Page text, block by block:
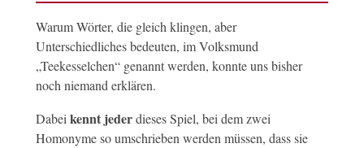
Warum Wörter, die gleich klingen, aber
Unterschiedliches bedeuten, im Volksmund
„Teekesselchen“ genannt werden, konnte uns bisher
noch niemand erklären.
Dabei kennt jederdieses Spiel, bei dem zwei
Homonyme so umschrieben werden müssen, dass sie